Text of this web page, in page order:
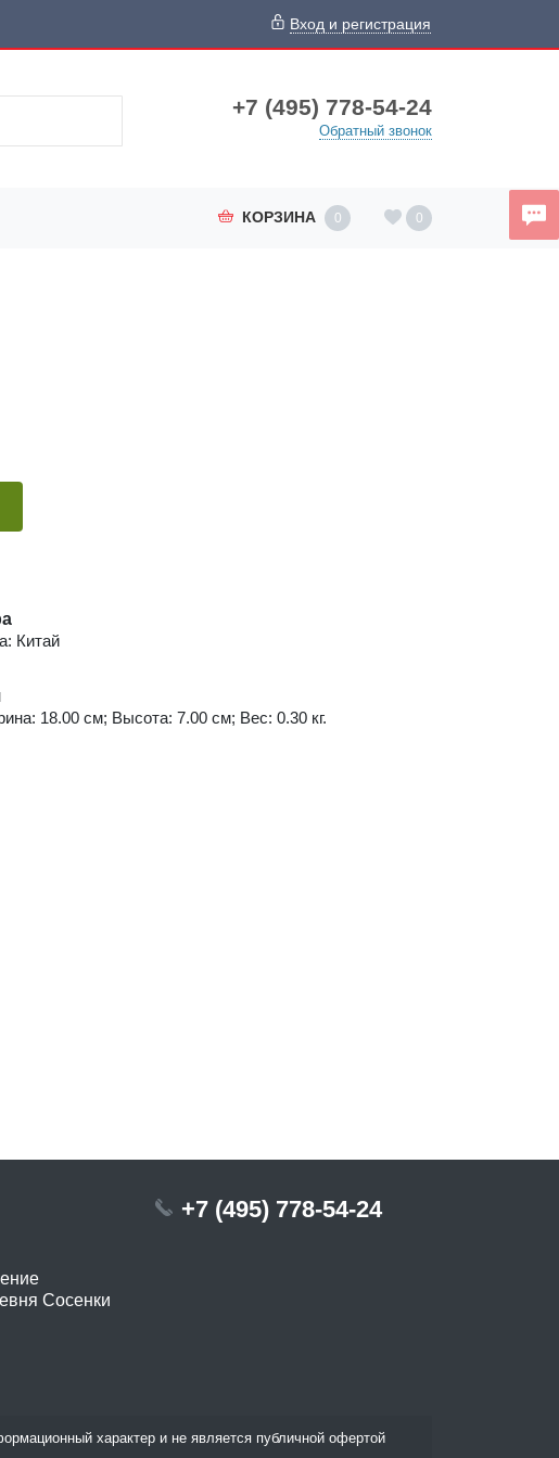
Вход и регистрация
+7 (495) 778-54-24
Обратный звонок
КОРЗИНА 0 0
Китай
18.00 см; Высота: 7.00 см; Вес: 0.30 кг.
Сосенки
+7 (495) 778-54-24
характер и не является публичной офертой